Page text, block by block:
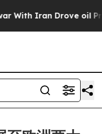
Iran Drove oil Prices